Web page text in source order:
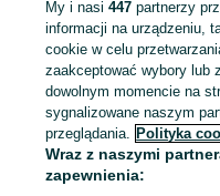
Zaloguj się lub załóż
sprzedającym
Zaloguj się / Załóż konto
Wyślij wiadomość
My i nasi447 partnerzy
informacji na urządzeniu,
cookie w celu
zaakceptować wybory lub
dowolnym momencie na
sygnalizowane naszym
przeglądania. Polityka
Wraz z naszymi
zapewnienia: